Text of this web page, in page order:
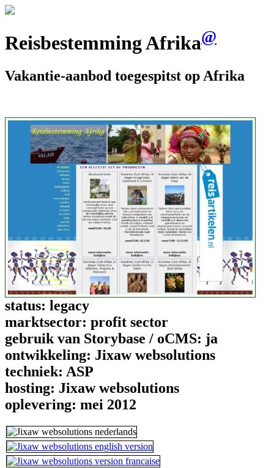
Reisbestemming Afrika@
Vakantie-aanbod toegespitst op Afrika
status: legacy
marktsector: profit sector
gebruik van Storybase / oCMS: ja
ontwikkeling: Jixaw websolutions
techniek: ASP
hosting: Jixaw websolutions
oplevering: mei 2012